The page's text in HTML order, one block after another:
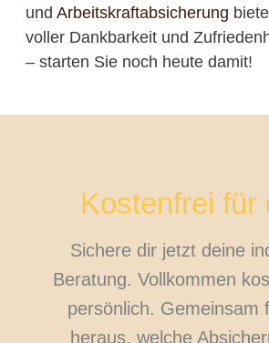
und Arbeitskraftabsicherung
voller Dankbarkeit und
– starten Sie noch heute damit!
Kostenfrei für
Sichere dir jetzt deine
Beratung. Vollkommen
persönlich. Gemeinsam
heraus, welche